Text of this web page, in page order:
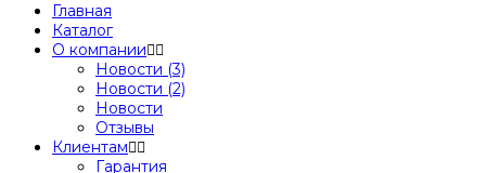
Главная
Каталог
О компании
Новости (3)
Новости (2)
Новости
Отзывы
Клиентам
Гарантия